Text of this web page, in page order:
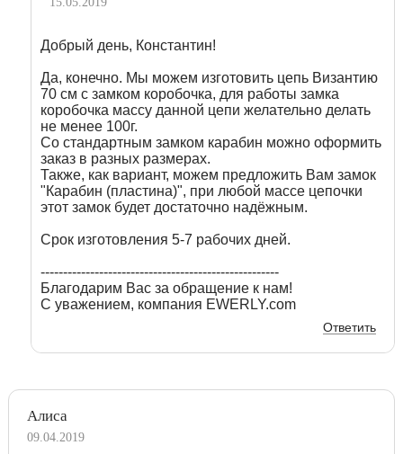
Добрый день, Константин!
Да, конечно. Мы можем изготовить цепь Византию
70 см с замком коробочка, для работы замка
коробочка массу данной цепи желательно делать
не менее 100г.
Со стандартным замком карабин можно оформить
заказ в разных размерах.
Также, как вариант, можем предложить Вам замок
"Карабин (пластина)", при любой массе цепочки
этот замок будет достаточно надёжным.
Срок изготовления 5-7 рабочих дней.
-----------------------------------------------------
Благодарим Вас за обращение к нам!
С уважением, компания EWERLY.com
Ответить
Алиса
09.04.2019